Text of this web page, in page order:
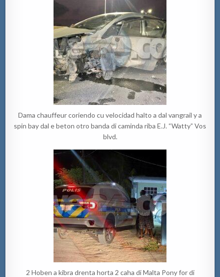
Dama chauffeur coriendo cu velocidad halto a dal vangrail y a
spin bay dal e beton otro banda di caminda riba E.J. “Watty” Vos
blvd.
2 Hoben a kibra drenta horta 2 caha di Malta Pony for di